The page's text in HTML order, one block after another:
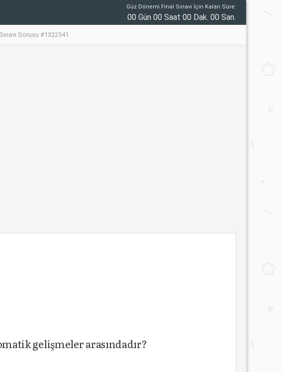
Güz Dönemi Final Sınavı İçin Kalan Süre:
00 Gün 00 Saat 00 Dak. 00 San.
Sorusu #1322341
gelişmeler arasındadır?